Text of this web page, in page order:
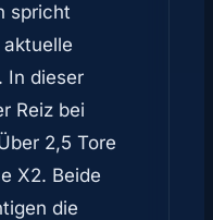
spricht
In dieser
Reiz bei
2,5 Tore
X2. Beide
die